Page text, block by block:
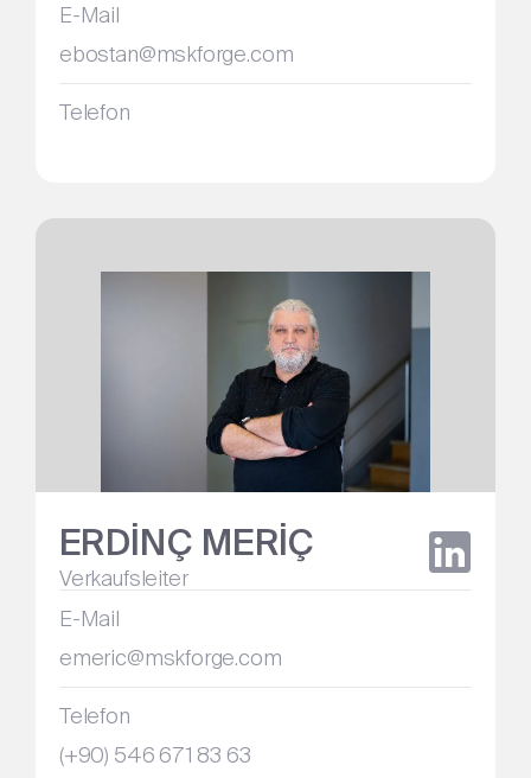
E-Mail
ebostan@mskforge.com
Telefon
ERDİNÇ MERİÇ
Verkaufsleiter
E-Mail
emeric@mskforge.com
Telefon
(+90) 546 671 83 63